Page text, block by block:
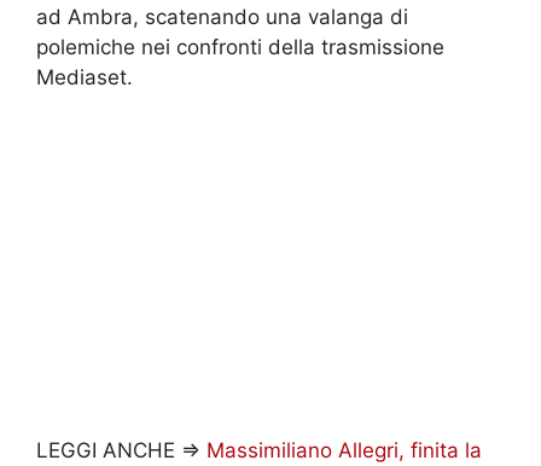
ad Ambra, scatenando una valanga di
polemiche nei confronti della trasmissione
Mediaset.
LEGGI ANCHE => Massimiliano Allegri, finita la